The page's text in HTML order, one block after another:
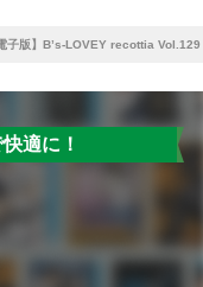
電子版】B’s-LOVEY recottia Vol.129
適に！